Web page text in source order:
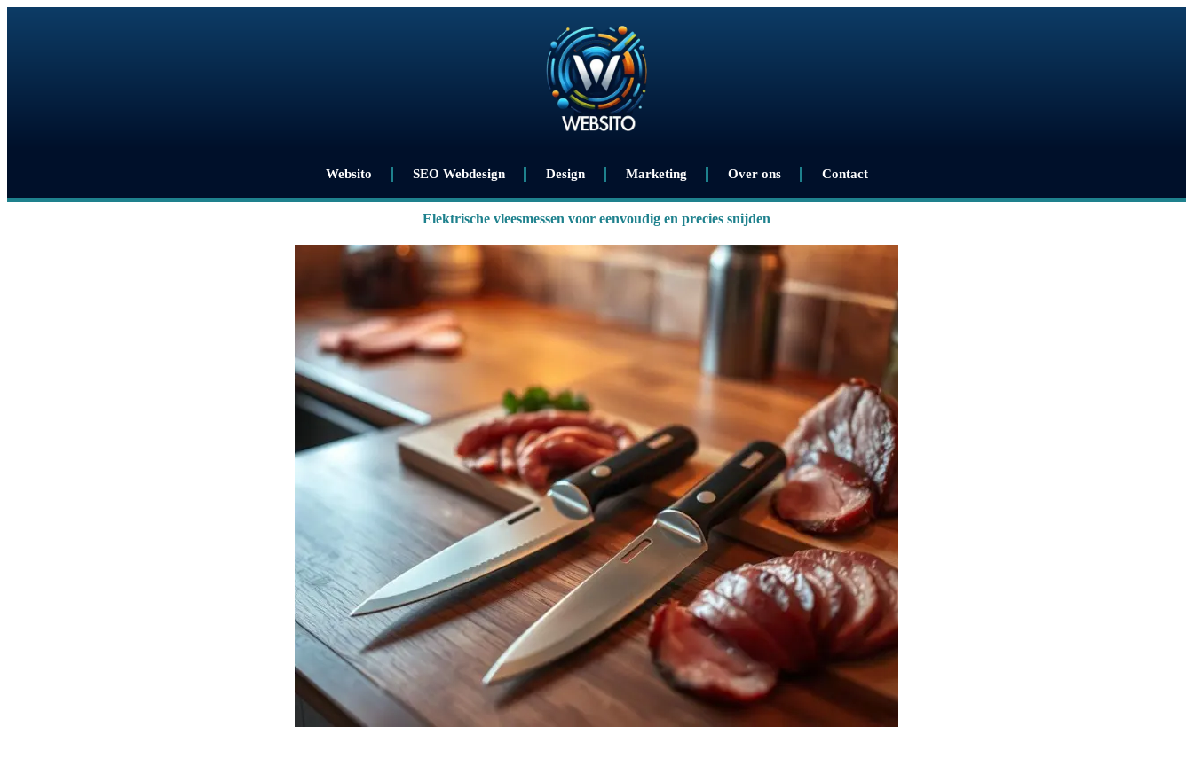
Websito SEO Webdesign Design Marketing Over ons Contact
Elektrische vleesmessen voor eenvoudig en precies snijden